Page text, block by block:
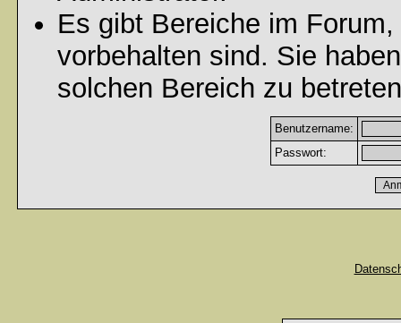
Es gibt Bereiche im
vorbehalten sind. Sie
solchen Bereich zu
Benutzername:
Passwort: